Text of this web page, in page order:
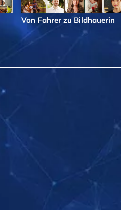
Von Fahrer zu Bildhauerin